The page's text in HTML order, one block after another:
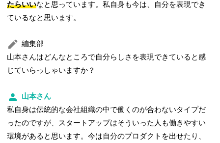
たらいいなと思っています。私自身も今は、自分を表現でき
ているなと思います。
編集部
山本さんはどんなところで自分らしさを表現できていると感
じていらっしゃいますか？
山本さん
私自身は伝統的な会社組織の中で働くのが合わないタイプだ
ったのですが、スタートアップはそういった人も働きやすい
環境があると思います。今は自分のプロダクトを出せたり、